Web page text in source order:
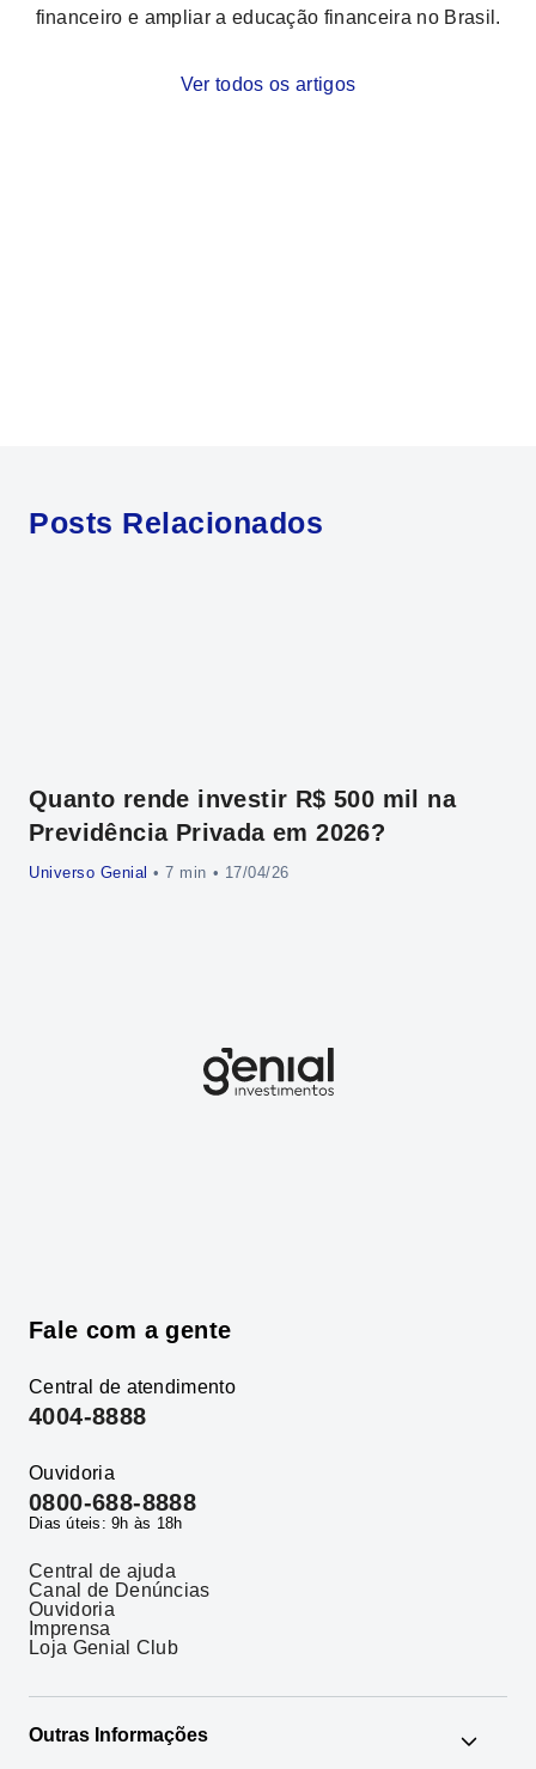
financeiro e ampliar a educação financeira no Brasil.
Ver todos os artigos
Posts Relacionados
Quanto rende investir R$ 500 mil na
Previdência Privada em 2026?
Universo Genial • • 17/04/26
Fale com a gente
Central de atendimento
4004-8888
Ouvidoria
0800-688-8888
Dias úteis: 9h às 18h
Central de ajuda
Canal de Denúncias
Ouvidoria
Imprensa
Loja Genial Club
Outras Informações